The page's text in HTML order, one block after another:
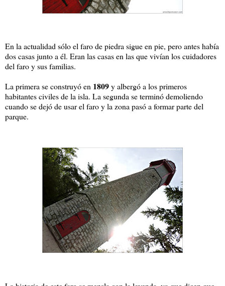
En la actualidad sólo el faro de piedra sigue en pie, pero antes había
dos casas junto a él. Eran las casas en las que vivían los cuidadores
del faro y sus familias.
La primera se construyó en 1809y albergó a los primeros
habitantes civiles de la isla. La segunda se terminó demoliendo
cuando se dejó de usar el faro y la zona pasó a formar parte del
parque.